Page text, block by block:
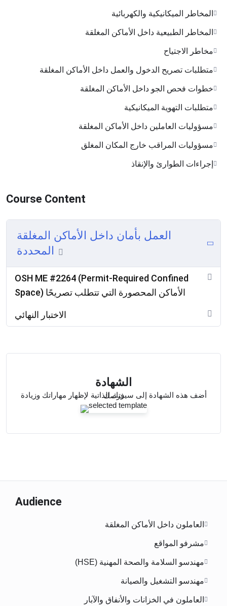
المخاطر الميكانيكية والكهربائية
المخاطر الطبيعية داخل الأماكن المغلقة
مخاطر الاجتياح
متطلبات تصريح الدخول والعمل داخل الأماكن المغلقة
خطوات فحص الجو داخل الأماكن المغلقة
متطلبات التهوية الميكانيكية
مسؤوليات العاملين داخل الأماكن المغلقة
مسؤوليات المراقب خارج المكان المغلق
إجراءات الطوارئ والإنقاذ
Course Content
العمل بأمان داخل الأماكن المغلقة
المحددة
OSH ME #2264 (Permit-Required Confined
Space) الأماكن المحصورة التي تتطلب تصريحًا
الاختبار النهائي
الشهادة
أضف هذه الشهادة إلى سيرتك الذاتية لإظهار مهاراتك وزيادة فرصك
Audience
العاملون داخل الأماكن المغلقة
مشرفو المواقع
مهندسو السلامة والصحة المهنية (HSE)
مهندسو التشغيل والصيانة
العاملون في الخزانات والأنفاق والآبار